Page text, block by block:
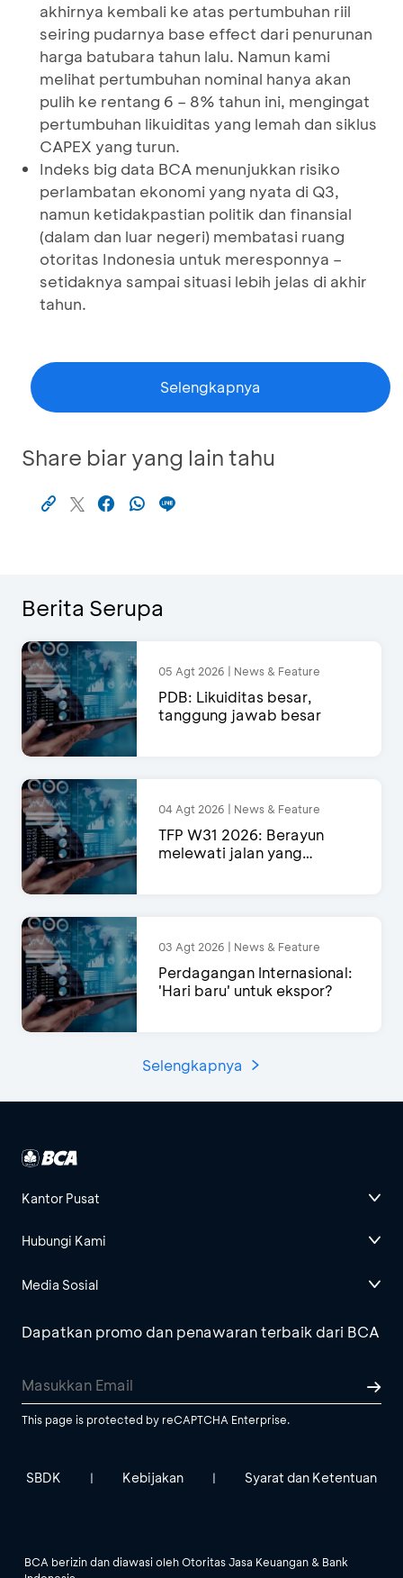
akhirnya kembali ke atas pertumbuhan riil
seiring pudarnya base effect dari penurunan
harga batubara tahun lalu. Namun kami
melihat pertumbuhan nominal hanya akan
pulih ke rentang 6 – 8% tahun ini, mengingat
pertumbuhan likuiditas yang lemah dan siklus
CAPEX yang turun.
Indeks big data BCA menunjukkan risiko
perlambatan ekonomi yang nyata di Q3,
namun ketidakpastian politik dan finansial
(dalam dan luar negeri) membatasi ruang
otoritas Indonesia untuk meresponnya –
setidaknya sampai situasi lebih jelas di akhir
tahun.
Selengkapnya
Share biar yang lain tahu
Berita Serupa
05 Agt 2026 | News & Feature
PDB: Likuiditas besar,
tanggung jawab besar
04 Agt 2026 | News & Feature
TFP W31 2026: Berayun
melewati jalan yang
03 Agt 2026 | News & Feature
Perdagangan Internasional:
'Hari baru' untuk ekspor?
Selengkapnya
Kantor Pusat
Hubungi Kami
Media Sosial
Dapatkan promo dan penawaran terbaik dari BCA
This page is protected by reCAPTCHA Enterprise.
SBDK | Kebijakan | Syarat dan Ketentuan
BCA berizin dan diawasi oleh Otoritas Jasa Keuangan & Bank